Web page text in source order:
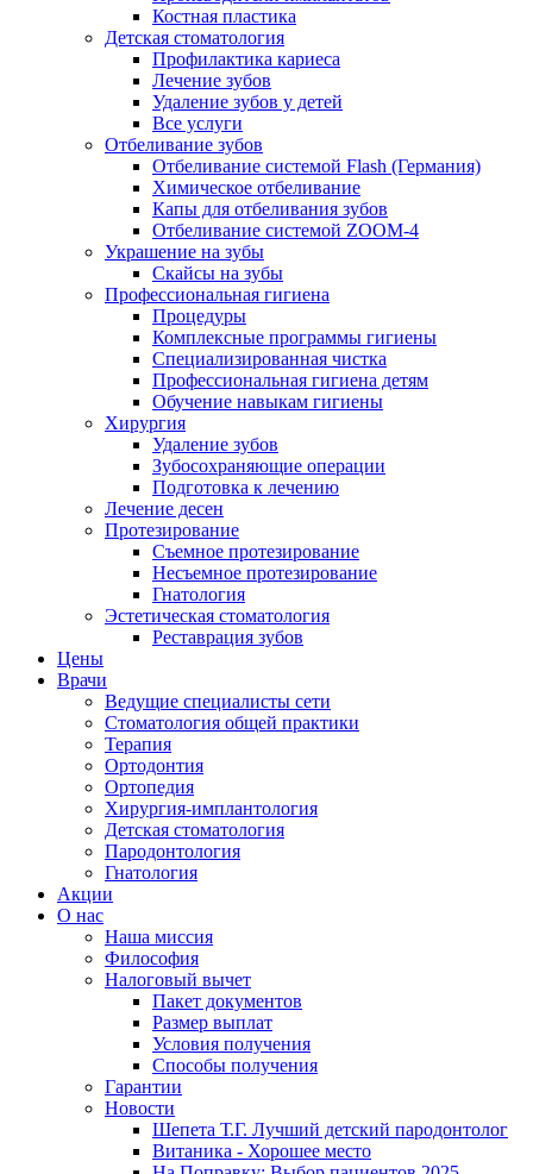
Костная пластика
Детская стоматология
Профилактика кариеса
Лечение зубов
Удаление зубов у детей
Все услуги
Отбеливание зубов
Отбеливание системой Flash (Германия)
Химическое отбеливание
Капы для отбеливания зубов
Отбеливание системой ZOOM-4
Украшение на зубы
Скайсы на зубы
Профессиональная гигиена
Процедуры
Комплексные программы гигиены
Специализированная чистка
Профессиональная гигиена детям
Обучение навыкам гигиены
Хирургия
Удаление зубов
Зубосохраняющие операции
Подготовка к лечению
Лечение десен
Протезирование
Съемное протезирование
Несъемное протезирование
Гнатология
Эстетическая стоматология
Реставрация зубов
Цены
Врачи
Ведущие специалисты сети
Стоматология общей практики
Терапия
Ортодонтия
Ортопедия
Хирургия-имплантология
Детская стоматология
Пародонтология
Гнатология
Акции
О нас
Наша миссия
Философия
Налоговый вычет
Пакет документов
Размер выплат
Условия получения
Способы получения
Гарантии
Новости
Шепета Т.Г. Лучший детский пародонтолог
Витаника - Хорошее место